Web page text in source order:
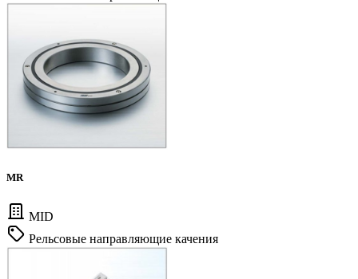
MR
MID
Рельсовые направляющие качения